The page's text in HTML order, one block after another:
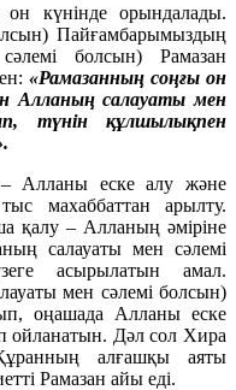
күнінде орындалады.
Пайғамбарымыздың
болсын) Рамазан
«Рамазанның соңғы он
Алланың салауаты мен
түнін құлшылықпен
– Алланы еске алу және
махаббаттан арылту.
қалу – Алланың әміріне
салауаты мен сәлемі
асырылатын амал.
мен сәлемі болсын)
оңашада Алланы еске
Дәл сол Хира
алғашқы аяты
Рамазан айы еді.